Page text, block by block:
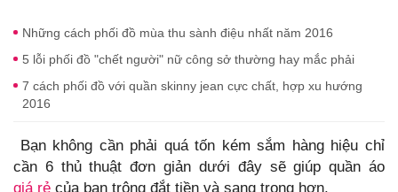
Những cách phối đồ mùa thu sành điệu nhất năm 2016
5 lỗi phối đồ "chết người" nữ công sở thường hay mắc phải
7 cách phối đồ với quần skinny jean cực chất, hợp xu hướng
2016
Bạn không cần phải quá tốn kém sắm hàng hiệu chỉ
cần 6 thủ thuật đơn giản dưới đây sẽ giúp quần áo
giá rẻ của bạn trông đắt tiền và sang trọng hơn.